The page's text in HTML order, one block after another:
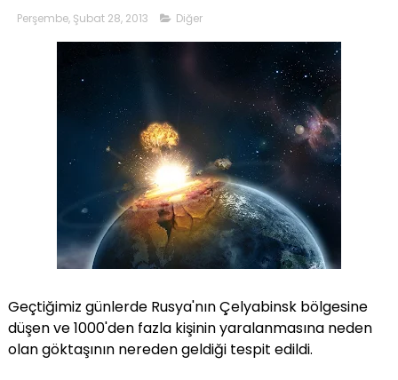
Perşembe, Şubat 28, 2013 Diğer
Geçtiğimiz günlerde Rusya'nın Çelyabinsk bölgesine
düşen ve 1000'den fazla kişinin yaralanmasına neden
olan göktaşının nereden geldiği tespit edildi.